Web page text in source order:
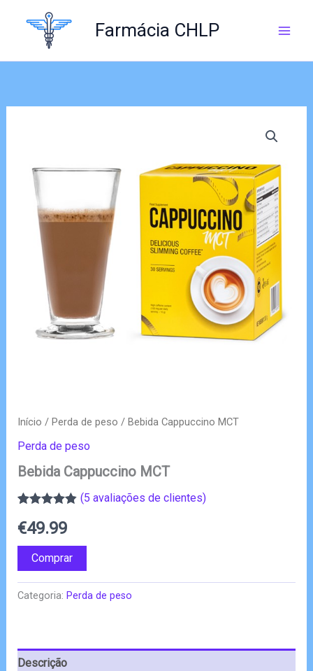
Farmácia CHLP
Início / Perda de peso / Bebida Cappuccino MCT
Perda de peso
Bebida Cappuccino MCT
com4.80em
5 com base
em
classificações
de clientes
(5 avaliações de clientes)
€49.99
Comprar
Categoria: Perda de peso
Descrição